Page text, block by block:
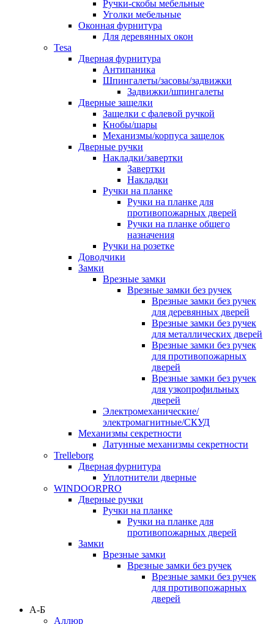
Ручки-скобы мебельные
Уголки мебельные
Оконная фурнитура
Для деревянных окон
Tesa
Дверная фурнитура
Антипаника
Шпингалеты/засовы/задвижки
Задвижки/шпингалеты
Дверные защелки
Защелки с фалевой ручкой
Кнобы/шары
Механизмы/корпуса защелок
Дверные ручки
Накладки/завертки
Завертки
Накладки
Ручки на планке
Ручки на планке для
противопожарных дверей
Ручки на планке общего
назначения
Ручки на розетке
Доводчики
Замки
Врезные замки
Врезные замки без ручек
Врезные замки без ручек
для деревянных дверей
Врезные замки без ручек
для металлических дверей
Врезные замки без ручек
для противопожарных
дверей
Врезные замки без ручек
для узкопрофильных
дверей
Электромеханические/
электромагнитные/СКУД
Механизмы секретности
Латунные механизмы секретности
Trelleborg
Дверная фурнитура
Уплотнители дверные
WINDOORPRO
Дверные ручки
Ручки на планке
Ручки на планке для
противопожарных дверей
Замки
Врезные замки
Врезные замки без ручек
Врезные замки без ручек
для противопожарных
дверей
А-Б
Аллюр